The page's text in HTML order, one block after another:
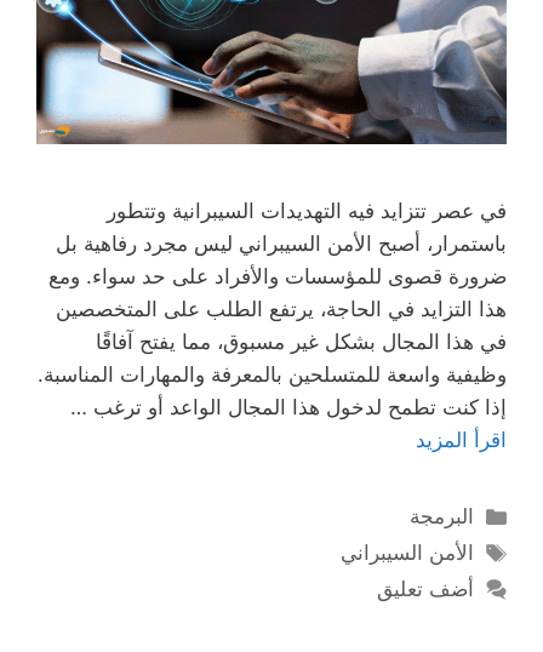
في عصر تتزايد فيه التهديدات السيبرانية وتتطور
باستمرار، أصبح الأمن السيبراني ليس مجرد رفاهية بل
ضرورة قصوى للمؤسسات والأفراد على حد سواء. ومع
هذا التزايد في الحاجة، يرتفع الطلب على المتخصصين
في هذا المجال بشكل غير مسبوق، مما يفتح آفاقًا
وظيفية واسعة للمتسلحين بالمعرفة والمهارات المناسبة.
إذا كنت تطمح لدخول هذا المجال الواعد أو ترغب …
اقرأ المزيد
التصنيفات
البرمجة
الوسوم
الأمن السيبراني
أضف تعليق